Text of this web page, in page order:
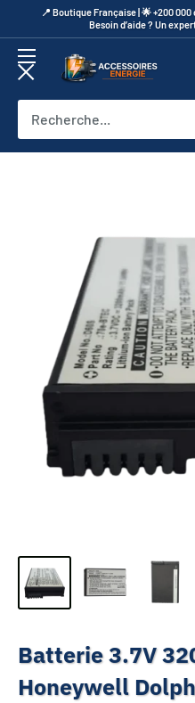
au
contenu
​📍​ Boutique Française | 🌟 +200
Besoin d’aide ? Un
Accessoires
Batterie 3.7V
Honeywell